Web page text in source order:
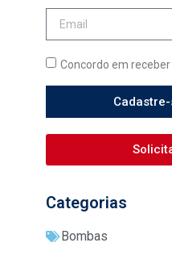
Concordo em
Categorias
Bombas